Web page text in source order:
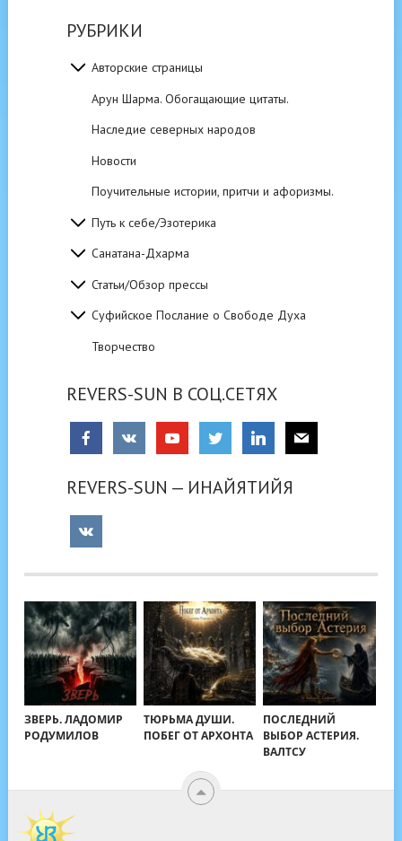
РУБРИКИ
Авторские страницы
Арун Шарма. Обогащающие цитаты.
Наследие северных народов
Новости
Поучительные истории, притчи и афоризмы.
Путь к себе/Эзотерика
Санатана-Дхарма
Статьи/Обзор прессы
Суфийское Послание о Свободе Духа
Творчество
REVERS-SUN В СОЦ.СЕТЯХ
REVERS-SUN — ИНАЙЯТИЙЯ
ЗВЕРЬ. ЛАДОМИР
РОДУМИЛОВ
ТЮРЬМА ДУШИ.
ПОБЕГ ОТ АРХОНТА
ПОСЛЕДНИЙ
ВЫБОР АСТЕРИЯ.
ВАЛТСУ